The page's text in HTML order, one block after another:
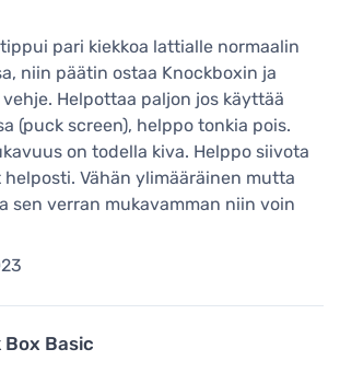
pari kiekkoa lattialle normaalin
niin päätin ostaa Knockboxin ja
Helpottaa paljon jos käyttää
(puck screen), helppo tonkia pois.
on todella kiva. Helppo siivota
Vähän ylimääräinen mutta
sen verran mukavamman niin voin
Basic